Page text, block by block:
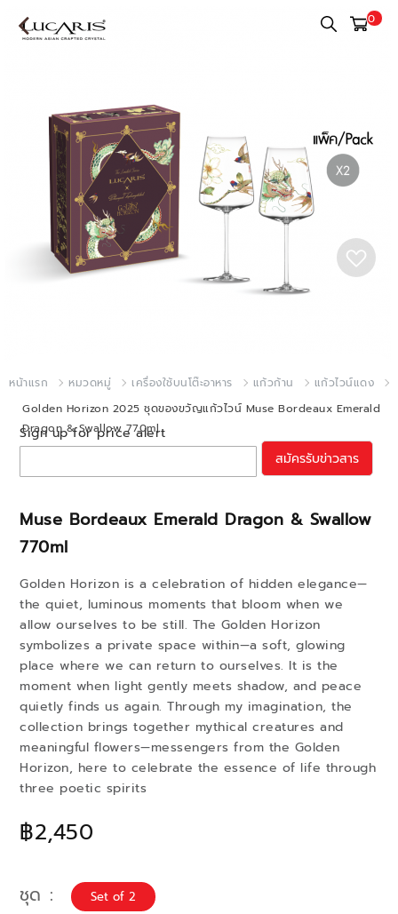
0
หน้าแรก หมวดหมู่ เครื่องใช้บนโต๊ะอาหาร แก้วก้าน
แก้วไวน์แดง
Golden Horizon 2025 ชุดของขวัญแก้วไวน์ Muse Bordeaux Emerald
Dragon & Swallow 770ml
Muse Bordeaux Emerald Dragon & Swallow
770ml
฿2,450
Golden Horizon is a celebration of hidden elegance—
the quiet, luminous moments that bloom when we
allow ourselves to be still. The Golden Horizon
symbolizes a private space within—a soft, glowing
place where we can return to ourselves. It is the
moment when light gently meets shadow, and peace
quietly finds us again. Through my imagination, the
collection brings together mythical creatures and
meaningful flowers—messengers from the Golden
Horizon, here to celebrate the essence of life through
three poetic spirits
Sign up for price alert
สมัครรับข่าวสาร
ชุด Set of 2